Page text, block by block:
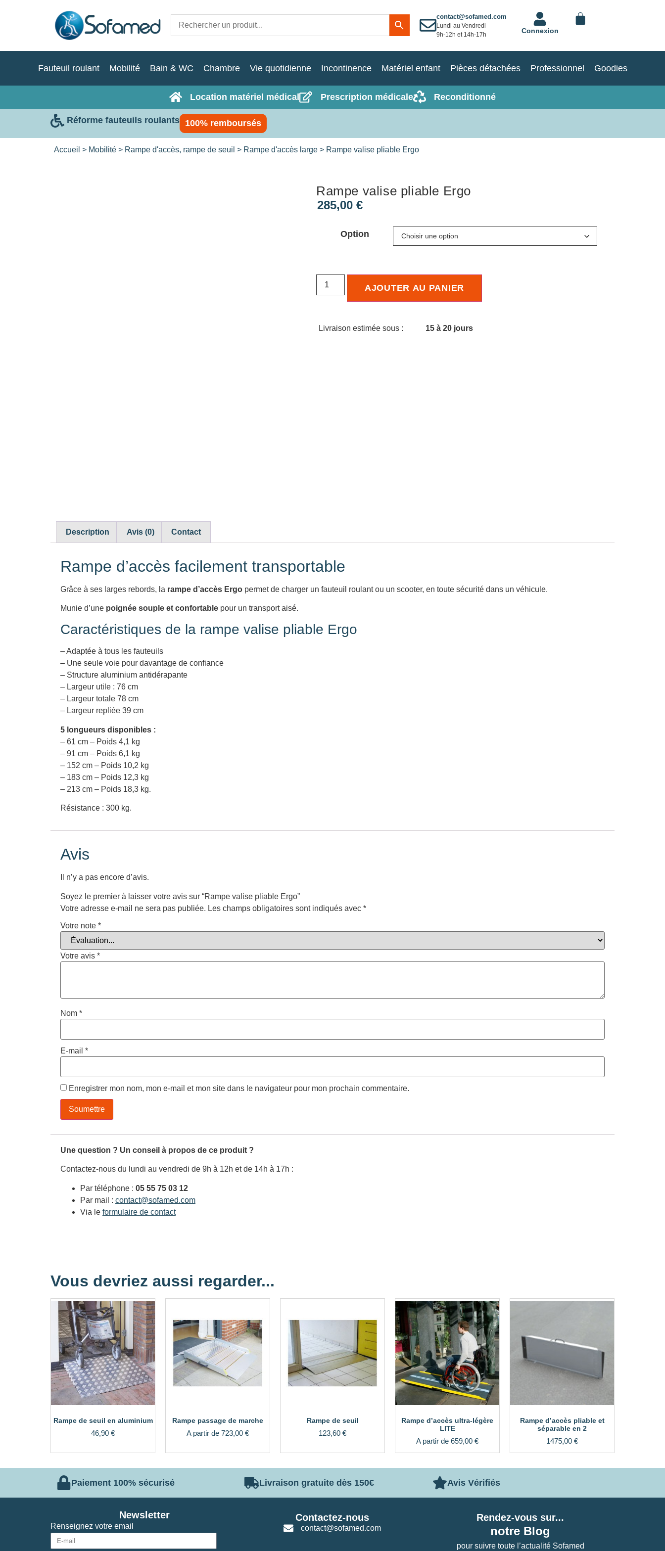
contact@sofamed.com
Lundi au Vendredi
9h-12h et 14h-17h
Connexion
Fauteuil roulant Mobilité Bain & WC Chambre Vie quotidienne Incontinence Matériel enfant Pièces détachées Professionnel Goodies
Location matériel médical Prescription médicale Reconditionné
Réforme fauteuils roulants 100% remboursés
Accueil > Mobilité > Rampe d'accès, rampe de seuil > Rampe d'accès large > Rampe valise pliable Ergo
Rampe valise pliable Ergo
285,00 €
Option
AJOUTER AU PANIER
Livraison estimée sous : 15 à 20 jours
Description Avis (0) Contact
Rampe d’accès facilement transportable
Grâce à ses larges rebords, la rampe d’accès Ergo permet de charger un fauteuil roulant ou un scooter, en toute sécurité dans un véhicule.
Munie d’une poignée souple et confortable pour un transport aisé.
Caractéristiques de la rampe valise pliable Ergo
– Adaptée à tous les fauteuils
– Une seule voie pour davantage de confiance
– Structure aluminium antidérapante
– Largeur utile : 76 cm
– Largeur totale 78 cm
– Largeur repliée 39 cm
5 longueurs disponibles :
– 61 cm – Poids 4,1 kg
– 91 cm – Poids 6,1 kg
– 152 cm – Poids 10,2 kg
– 183 cm – Poids 12,3 kg
– 213 cm – Poids 18,3 kg.
Résistance : 300 kg.
Avis
Il n’y a pas encore d’avis.
Soyez le premier à laisser votre avis sur “Rampe valise pliable Ergo”
Votre adresse e-mail ne sera pas publiée. Les champs obligatoires sont indiqués avec *
Votre note *
Votre avis *
Nom *
E-mail *
Enregistrer mon nom, mon e-mail et mon site dans le navigateur pour mon prochain commentaire.
Une question ? Un conseil à propos de ce produit ?
Contactez-nous du lundi au vendredi de 9h à 12h et de 14h à 17h :
Par téléphone : 05 55 75 03 12
Par mail : contact@sofamed.com
Via le formulaire de contact
Vous devriez aussi regarder...
Rampe de seuil en aluminium
46,90 €
Rampe passage de marche
A partir de 723,00 €
Rampe de seuil
123,60 €
Rampe d’accès ultra-légère
LITE
A partir de 659,00 €
Rampe d’accès pliable et
séparable en 2
1475,00 €
Paiement 100% sécurisé Livraison gratuite dès 150€ Avis Vérifiés
Renseignez votre email
Newsletter Contactez-nous
contact@sofamed.com
Rendez-vous sur...
notre Blog
pour suivre toute l’actualité Sofamed